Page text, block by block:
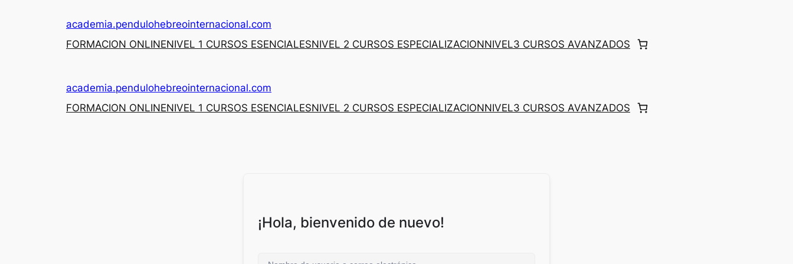
academia.pendulohebreointernacional.com
FORMACION ONLINENIVEL 1 CURSOS ESENCIALESNIVEL 2 CURSOS ESPECIALIZACIONNIVEL3 CURSOS AVANZADOS
academia.pendulohebreointernacional.com
FORMACION ONLINENIVEL 1 CURSOS ESENCIALESNIVEL 2 CURSOS ESPECIALIZACIONNIVEL3 CURSOS AVANZADOS
¡Hola, bienvenido de nuevo!